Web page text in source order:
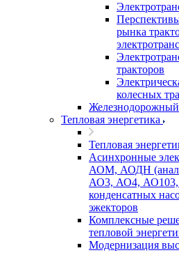
рынка
тракторов
колесных
Железнодорожный
Тепловая энергетика
Тепловая
Асинхронные
АОМ, АОДН
АО3, АО4, АО103,
конденсатных
эжекторов
Комплексные
тепловой
Модернизация